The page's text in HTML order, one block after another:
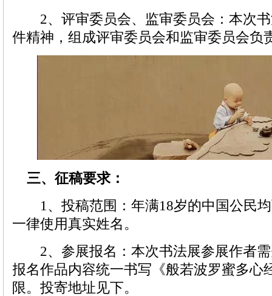
2、评审委员会、监审委员会：本次书
件精神，组成评审委员会和监审委员会负
三、征稿要求：
1、投稿范围：年满18岁的中国公民均
一律使用真实姓名。
2、参展报名：本次书法展参展作者需
报名作品内容统一书写《般若波罗蜜多心
限。投寄地址见下。